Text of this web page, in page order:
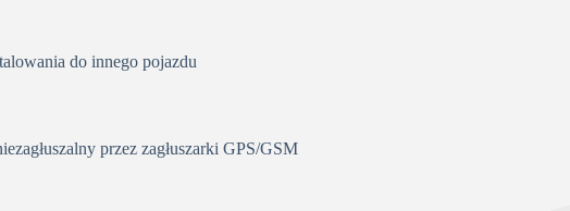
do innego pojazdu
przez zagłuszarki GPS/GSM